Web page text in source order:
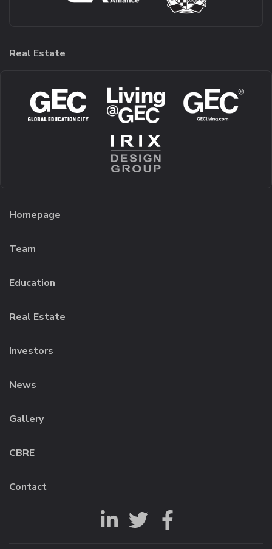
Real Estate
Homepage
Team
Education
Real Estate
Investors
News
Gallery
CBRE
Contact